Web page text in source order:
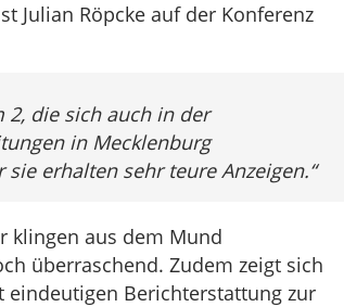
Julian Röpcke auf der Konferenz
2, die sich auch in der
in Mecklenburg
erhalten sehr teure Anzeigen.“
klingen aus dem Mund
überraschend. Zudem zeigt sich
eindeutigen Berichterstattung zur